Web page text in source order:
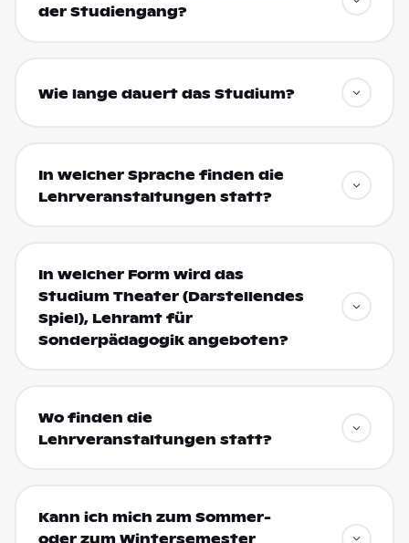
der Studiengang?
Wie lange dauert das Studium?
In welcher Sprache finden die
Lehrveranstaltungen statt?
In welcher Form wird das
Studium Theater (Darstellendes
Spiel), Lehramt für
Sonderpädagogik angeboten?
Wo finden die
Lehrveranstaltungen statt?
Kann ich mich zum Sommer-
oder zum Wintersemester